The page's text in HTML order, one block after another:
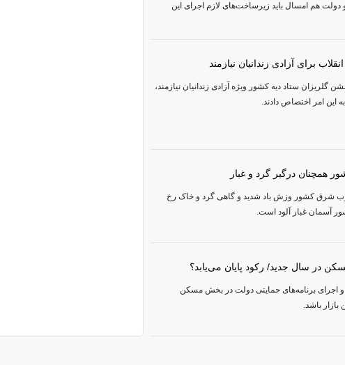
نمی‌کند و دولت هم امسال باید زیرساخت‌های لازم اجرای این
برای آزادی زندانیان نیازمند
ستاد دیه کشور ویژه‌ آزادی زندانیان نیازمند،
این امر اختصاص دادند.
درگیر گرد و غبار
شرق کشور وزش باد شدید و گاهی گرد و خاک رخ
آسمان غبار آلود است.
در سال جدید/ رکود پایان می‌یابد؟
برنامه‌های حمایتی دولت در بخش مسکن
بازار باشد.